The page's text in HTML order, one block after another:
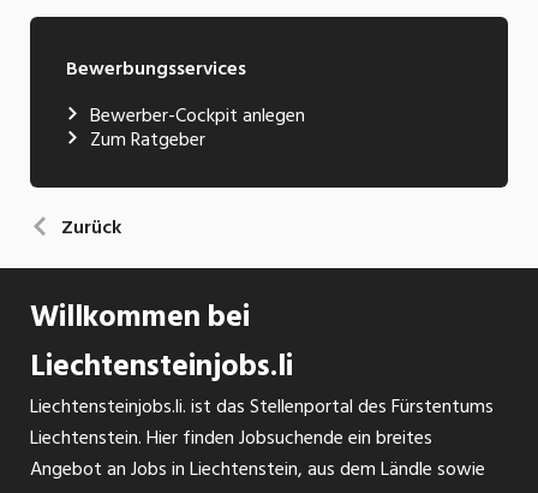
Bewerbungsservices
Bewerber-Cockpit anlegen
Zum Ratgeber
Zurück
Willkommen bei
Liechtensteinjobs.li
Liechtensteinjobs.li. ist das Stellenportal des Fürstentums
Liechtenstein. Hier finden Jobsuchende ein breites
Angebot an Jobs in Liechtenstein, aus dem Ländle sowie